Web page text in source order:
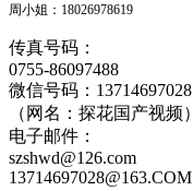
周小姐：18026978619
传真号码：
0755-86097488
微信号码：13714697028
（网名：探花国产视频）
电子邮件：
szshwd@126.com
13714697028@163.COM